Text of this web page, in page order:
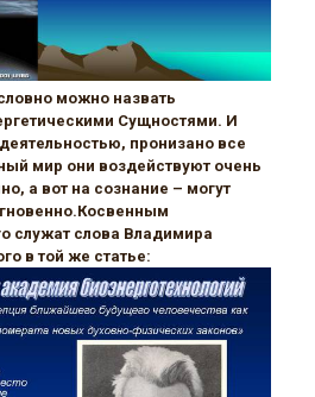
можно назвать
Сущностями. И
пронизано все
мир они воздействуют очень
а вот на сознание – могут
служат слова Владимира
в той же статье: